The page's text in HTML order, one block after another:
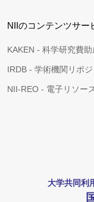
NIIのコンテンツサー
KAKEN - 科学研究費
IRDB - 学術機関リポ
NII-REO - 電子リソー
大学共同利